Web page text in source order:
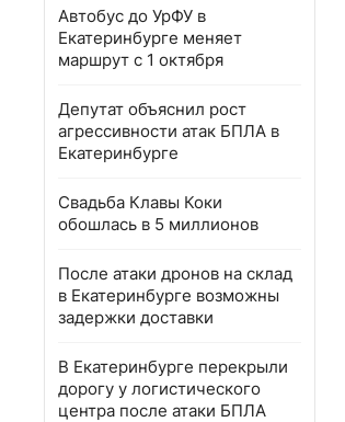
Автобус до УрФУ в
Екатеринбурге меняет
маршрут с 1 октября
Депутат объяснил рост
агрессивности атак БПЛА в
Екатеринбурге
Свадьба Клавы Коки
обошлась в 5 миллионов
После атаки дронов на склад
в Екатеринбурге возможны
задержки доставки
В Екатеринбурге перекрыли
дорогу у логистического
центра после атаки БПЛА